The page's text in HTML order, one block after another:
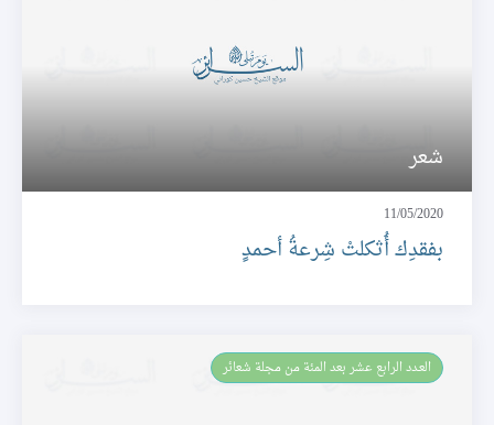
شعر
11/05/2020
بفقدِك أُثكلتْ شِرعةُ أحمدٍ
العـدد الرابع عشر بعد المئة من مجلة شعائر